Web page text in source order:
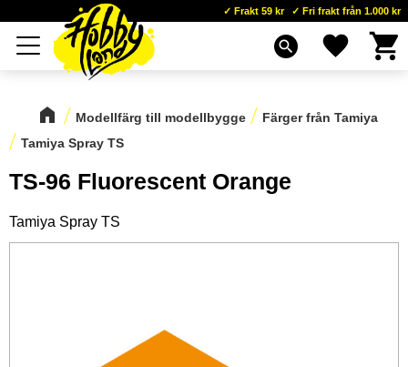
Meny
Frakt 59 kr Fri frakt från 1.000 kr
search Favoriter
Modellfärg till modellbygge
Färger från Tamiya
Tamiya Spray TS
TS-96 Fluorescent Orange
Tamiya Spray TS